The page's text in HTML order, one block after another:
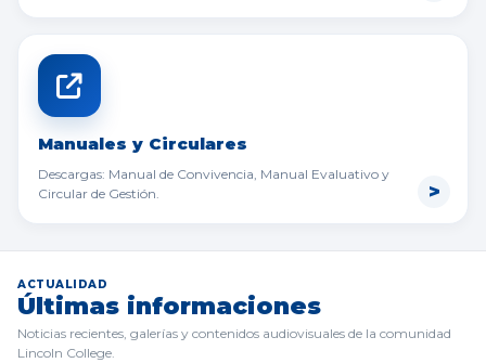
Manuales y Circulares
Descargas: Manual de Convivencia, Manual Evaluativo y
Circular de Gestión.
ACTUALIDAD
Últimas informaciones
Noticias recientes, galerías y contenidos audiovisuales de la comunidad
Lincoln College.